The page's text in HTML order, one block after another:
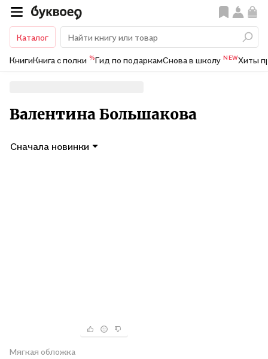
Каталог
КнигиКнига с полки %Гид по подаркамСнова в школу NEWХиты
Валентина Большакова
Сначала новинки
Мягкая обложка